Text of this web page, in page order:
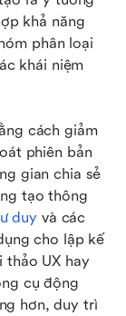
khả năng
phân loại
khái niệm
cách giảm
phiên bản
gian chia sẻ
tạo thông
duy và các
cho lập kế
thảo UX hay
cụ động
hơn, duy trì